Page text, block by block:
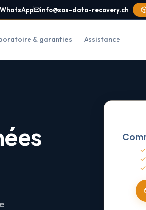
WhatsApp info@sos-data-recovery.ch
& garanties Assistance